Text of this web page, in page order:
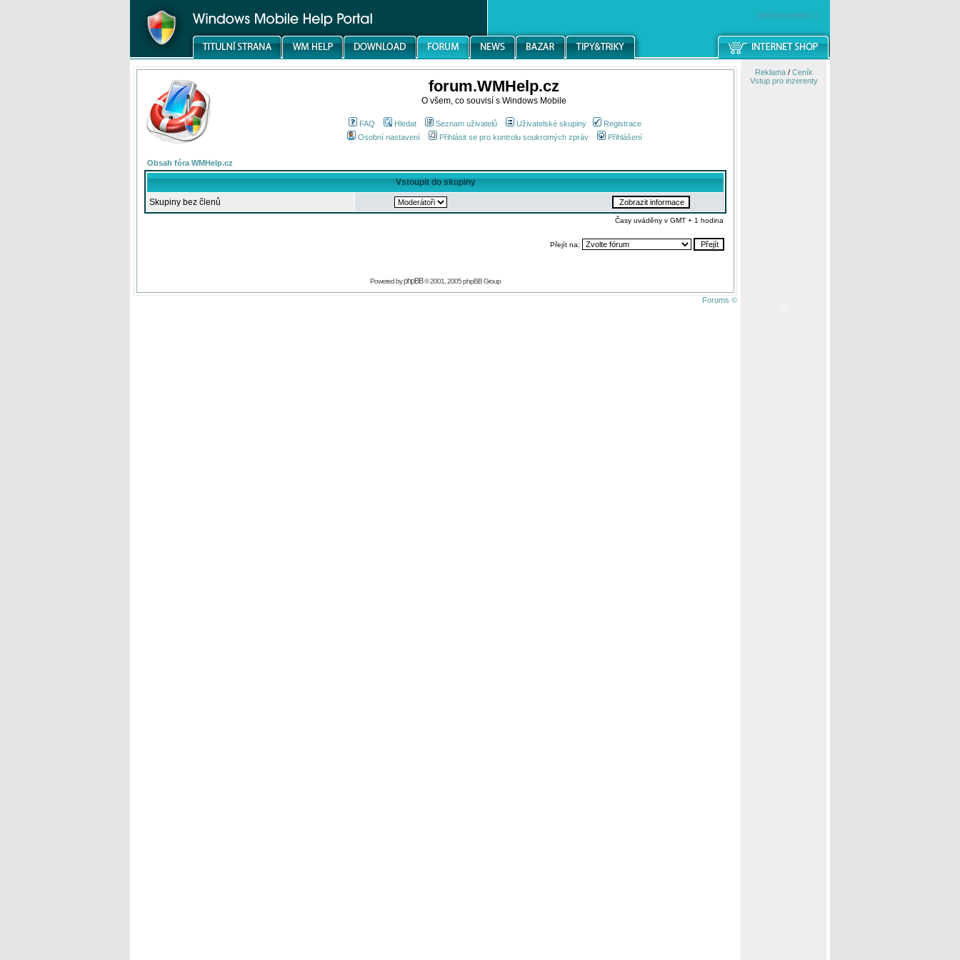
windowsmobile.cz
forum.WMHelp.cz
O všem, co souvisí s Windows Mobile
FAQ Hledat Seznam uživatelů Uživatelské skupiny
Registrace
Osobní nastavení
Přihlásit se pro kontrolu soukromých zpráv Přihlášení
Obsah fóra WMHelp.cz
Vstoupit do skupiny
Skupiny bez členů
Časy uváděny v GMT + 1 hodina
Přejít na:
Powered byphpBB© 2001, 2005 phpBB Group
Forums ©
Reklama/ Ceník
Vstup pro inzerenty